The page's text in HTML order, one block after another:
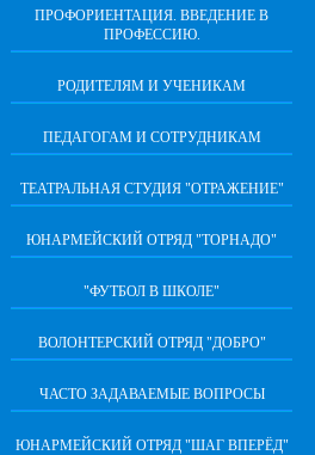
ПРОФОРИЕНТАЦИЯ. ВВЕДЕНИЕ В
ПРОФЕССИЮ.
РОДИТЕЛЯМ И УЧЕНИКАМ
ПЕДАГОГАМ И СОТРУДНИКАМ
ТЕАТРАЛЬНАЯ СТУДИЯ "ОТРАЖЕНИЕ"
ЮНАРМЕЙСКИЙ ОТРЯД "ТОРНАДО"
"ФУТБОЛ В ШКОЛЕ"
ВОЛОНТЕРСКИЙ ОТРЯД "ДОБРО"
ЧАСТО ЗАДАВАЕМЫЕ ВОПРОСЫ
ЮНАРМЕЙСКИЙ ОТРЯД "ШАГ ВПЕРËД"